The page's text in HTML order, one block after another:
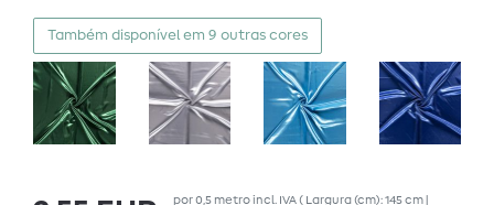
Também disponível em 9 outras cores
por0,5 metroincl. IVA( Largura (cm): 145 cm |